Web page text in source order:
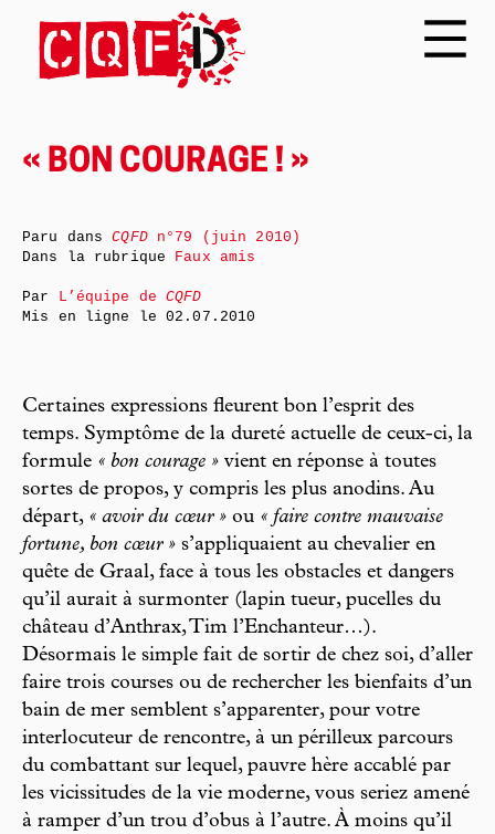
« BON COURAGE ! »
Certaines expressions fleurent bon l’esprit des
temps. Symptôme de la dureté actuelle de ceux-ci, la
formule « bon courage » vient en réponse à toutes
sortes de propos, y compris les plus anodins. Au
départ, « avoir du cœur » ou « faire contre mauvaise
fortune, bon cœur » s’appliquaient au chevalier en
quête de Graal, face à tous les obstacles et dangers
qu’il aurait à surmonter (lapin tueur, pucelles du
château d’Anthrax, Tim l’Enchanteur…).
Désormais le simple fait de sortir de chez soi, d’aller
faire trois courses ou de rechercher les bienfaits d’un
bain de mer semblent s’apparenter, pour votre
interlocuteur de rencontre, à un périlleux parcours
du combattant sur lequel, pauvre hère accablé par
les vicissitudes de la vie moderne, vous seriez amené
à ramper d’un trou d’obus à l’autre. À moins qu’il
Paru dansCQFDn°79 (juin 2010)
Dans la rubrique Faux amis
Par L’équipe deCQFD
Mis en ligne le02.07.2010